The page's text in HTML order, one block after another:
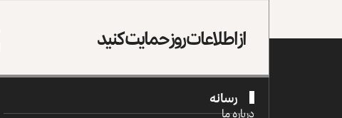
از اطلاعات روز حمایت کنید
رسانه
درباره ما